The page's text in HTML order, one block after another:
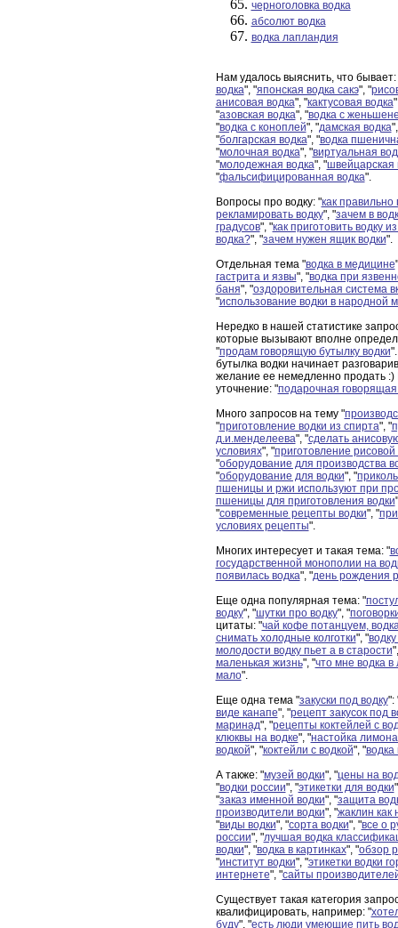
черноголовка водка
абсолют водка
водка лапландия
Нам удалось выяснить, что бывает:
водка", "японская водка сакэ", "
анисовая водка", "кактусовая водка
"азовская водка", "водка с
"водка с коноплей", "дамская водка
"болгарская водка", "водка
"молочная водка", "виртуальная
"молодежная водка", "швейцарская
"фальсифицированная водка".
Вопросы про водку: "как правильно
рекламировать водку", "зачем в
градусов", "как приготовить водку
водка?", "зачем нужен ящик водки".
Отдельная тема "водка в медицине
гастрита и язвы", "водка при
баня", "оздоровительная система
"использование водки в народной
Нередко в нашей статистике
которые вызывают вполне
"продам говорящую бутылку водки
бутылка водки начинает
желание ее немедленно продать :)
уточнение: "подарочная говорящая
Много запросов на тему "
"приготовление водки из спирта", "
д.и.менделеева", "сделать
условиях", "приготовление рисовой
"оборудование для производства
"оборудование для водки", "
пшеницы и ржи используют при
пшеницы для приготовления водки
"современные рецепты водки", "
условиях рецепты".
Многих интересует и такая тема: "
государственной монополии на
появилась водка", "день рождения
Еще одна популярная тема: "
водку", "шутки про водку", "
цитаты: "чай кофе потанцуем,
снимать холодные колготки", "
молодости водку пьет а в старости
маленькая жизнь", "что мне водка в
мало".
Еще одна тема "закуски под водку":
виде канапе", "рецепт закусок под
маринад", "рецепты коктейлей с
клюквы на водке", "настойка
водкой", "коктейли с водкой", "водка
А также: "музей водки", "цены на
"водки россии", "этикетки для водки
"заказ именной водки", "защита
производители водки", "жаклин как
"виды водки", "сорта водки", "все о
россии", "лучшая водка
водки", "водка в картинках", "обзор
"институт водки", "этикетки водки
интернете", "сайты
Существует такая категория
квалифицировать, например: "
буду", "есть люди умеющие пить